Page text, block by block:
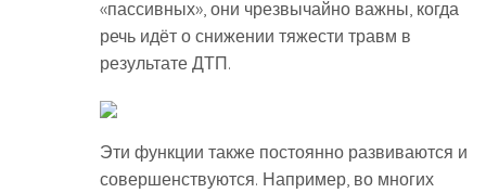
«пассивных», они чрезвычайно важны, когда
речь идёт о снижении тяжести травм в
результате ДТП.
Эти функции также постоянно развиваются и
совершенствуются. Например, во многих